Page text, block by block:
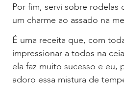
Por fim, servi sobre rodelas
um charme ao assado na
É uma receita que, com
impressionar a todos na
ela faz muito sucesso e eu,
adoro essa mistura de